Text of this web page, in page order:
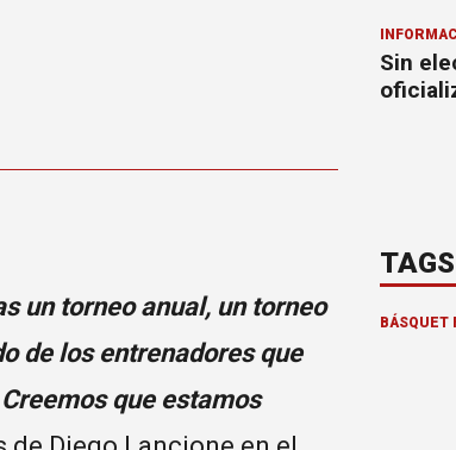
un torneo anual, un torneo
de los entrenadores que
que estamos
Sin
TAGS
BÁSQUET